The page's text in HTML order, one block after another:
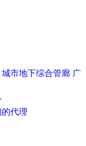
城市地下综合管廊 广
代理